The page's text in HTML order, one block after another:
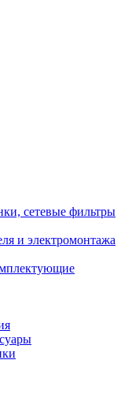
сетевые фильтры
и электромонтажа